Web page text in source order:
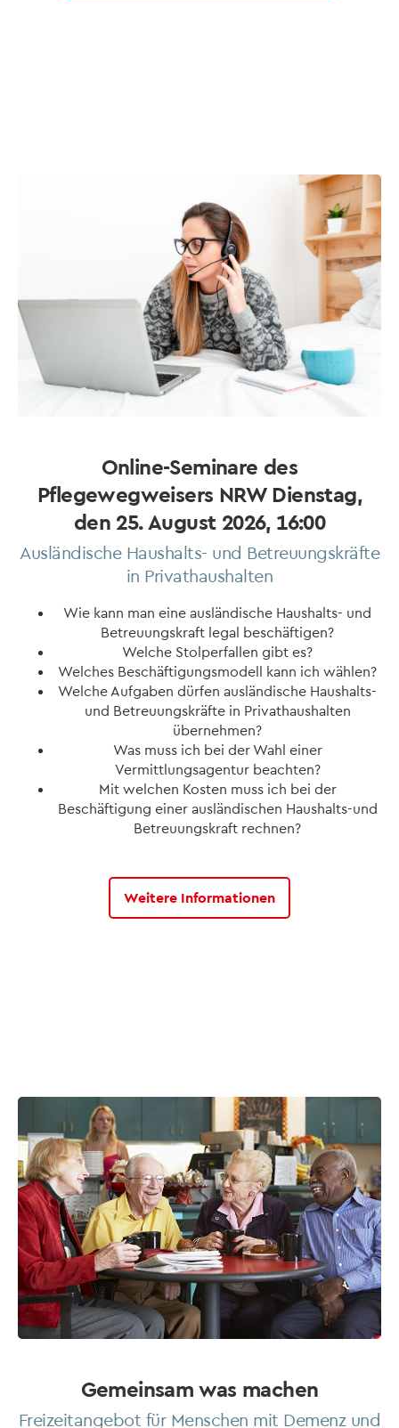
Online-Seminare des
Pflegewegweisers NRW Dienstag,
den 25. August 2026, 16:00
Ausländische Haushalts- und Betreuungskräfte
in Privathaushalten
Wie kann man eine ausländische Haushalts- und
Betreuungskraft legal beschäftigen?
Welche Stolperfallen gibt es?
Welches Beschäftigungsmodell kann ich wählen?
Welche Aufgaben dürfen ausländische Haushalts-
und Betreuungskräfte in Privathaushalten
übernehmen?
Was muss ich bei der Wahl einer
Vermittlungsagentur beachten?
Mit welchen Kosten muss ich bei der
Beschäftigung einer ausländischen Haushalts-und
Betreuungskraft rechnen?
Weitere Informationen
Gemeinsam was machen
Freizeitangebot für Menschen mit Demenz und